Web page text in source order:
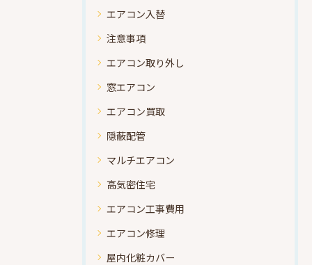
エアコン入替
注意事項
エアコン取り外し
窓エアコン
エアコン買取
隠蔽配管
マルチエアコン
高気密住宅
エアコン工事費用
エアコン修理
屋内化粧カバー